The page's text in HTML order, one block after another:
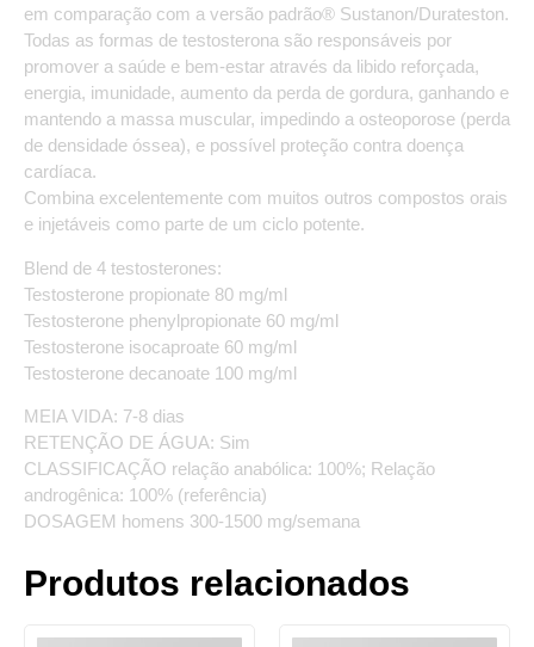
em comparação com a versão padrão® Sustanon/Durateston.
Todas as formas de testosterona são responsáveis por
promover a saúde e bem-estar através da libido reforçada,
energia, imunidade, aumento da perda de gordura, ganhando e
mantendo a massa muscular, impedindo a osteoporose (perda
de densidade óssea), e possível proteção contra doença
cardíaca.
Combina excelentemente com muitos outros compostos orais
e injetáveis como parte de um ciclo potente.
Blend de 4 testosterones:
Testosterone propionate 80 mg/ml
Testosterone phenylpropionate 60 mg/ml
Testosterone isocaproate 60 mg/ml
Testosterone decanoate 100 mg/ml
MEIA VIDA: 7-8 dias
RETENÇÃO DE ÁGUA: Sim
CLASSIFICAÇÃO relação anabólica: 100%; Relação
androgênica: 100% (referência)
DOSAGEM homens 300-1500 mg/semana
Produtos relacionados